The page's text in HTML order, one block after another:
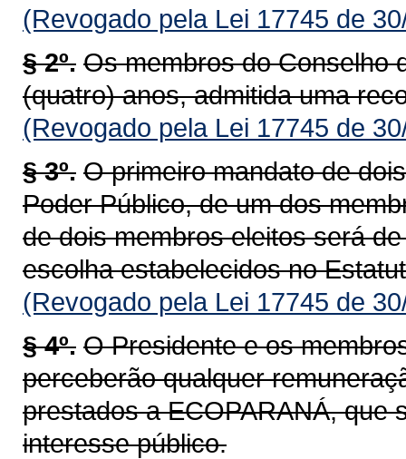
(Revogado pela Lei 17745 de
§ 2º. Os membros do Conselho
(quatro) anos, admitida uma
(Revogado pela Lei 17745 de
§ 3º. O primeiro mandato de
Poder Público, de um dos
de dois membros eleitos será
escolha estabelecidos no
(Revogado pela Lei 17745 de
§ 4º. O Presidente e os
perceberão qualquer
prestados a ECOPARANÁ, que
interesse público.